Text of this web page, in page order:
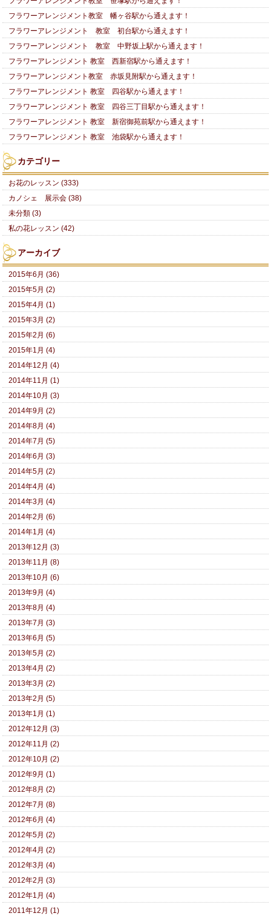
フラワーアレンジメント教室 幡ヶ谷駅から通えます！
フラワーアレンジメント 教室 初台駅から通えます！
フラワーアレンジメント 教室 中野坂上駅から通えます！
フラワーアレンジメント 教室 西新宿駅から通えます！
フラワーアレンジメント教室 赤坂見附駅から通えます！
フラワーアレンジメント 教室 四谷駅から通えます！
フラワーアレンジメント 教室 四谷三丁目駅から通えます！
フラワーアレンジメント 教室 新宿御苑前駅から通えます！
フラワーアレンジメント 教室 池袋駅から通えます！
カテゴリー
お花のレッスン (333)
カノシェ 展示会 (38)
未分類 (3)
私の花レッスン (42)
アーカイブ
2015年6月 (36)
2015年5月 (2)
2015年4月 (1)
2015年3月 (2)
2015年2月 (6)
2015年1月 (4)
2014年12月 (4)
2014年11月 (1)
2014年10月 (3)
2014年9月 (2)
2014年8月 (4)
2014年7月 (5)
2014年6月 (3)
2014年5月 (2)
2014年4月 (4)
2014年3月 (4)
2014年2月 (6)
2014年1月 (4)
2013年12月 (3)
2013年11月 (8)
2013年10月 (6)
2013年9月 (4)
2013年8月 (4)
2013年7月 (3)
2013年6月 (5)
2013年5月 (2)
2013年4月 (2)
2013年3月 (2)
2013年2月 (5)
2013年1月 (1)
2012年12月 (3)
2012年11月 (2)
2012年10月 (2)
2012年9月 (1)
2012年8月 (2)
2012年7月 (8)
2012年6月 (4)
2012年5月 (2)
2012年4月 (2)
2012年3月 (4)
2012年2月 (3)
2012年1月 (4)
2011年12月 (1)